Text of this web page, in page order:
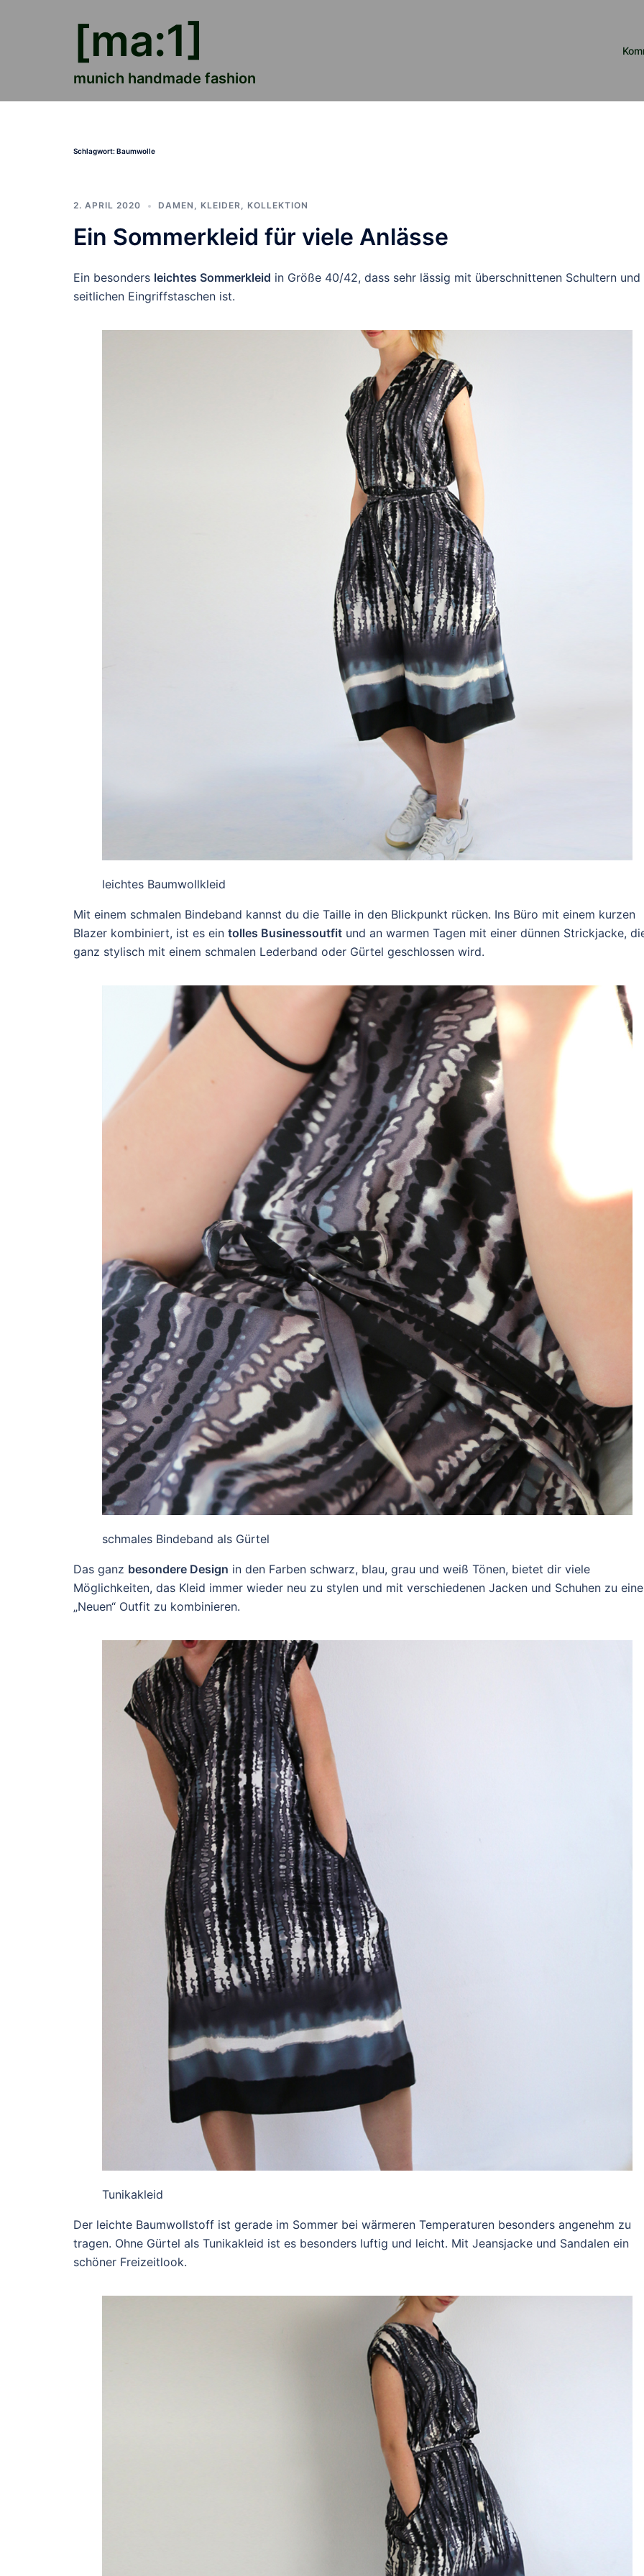
[ma:1]
munich handmade fashion
Schlagwort:Baumwolle
2. APRIL 2020 DAMEN , KLEIDER, KOLLEKTION
Ein Sommerkleid für viele Anlässe
Ein besonders leichtes Sommerkleid in Größe 40/42, dass sehr lässig mit überschnittenen Schultern und
seitlichen Eingriffstaschen ist.
leichtes Baumwollkleid
Mit einem schmalen Bindeband kannst du die Taille in den Blickpunkt rücken. Ins Büro mit einem kurzen
Blazer kombiniert, ist es ein tolles Businessoutfit und an warmen Tagen mit einer dünnen Strickjacke,
ganz stylisch mit einem schmalen Lederband oder Gürtel geschlossen wird.
schmales Bindeband als Gürtel
Das ganz besondere Design in den Farben schwarz, blau, grau und weiß Tönen, bietet dir viele
Möglichkeiten, das Kleid immer wieder neu zu stylen und mit verschiedenen Jacken und Schuhen zu
„Neuen“ Outfit zu kombinieren.
Tunikakleid
Der leichte Baumwollstoff ist gerade im Sommer bei wärmeren Temperaturen besonders angenehm zu
tragen. Ohne Gürtel als Tunikakleid ist es besonders luftig und leicht. Mit Jeansjacke und Sandalen ein
schöner Freizeitlook.